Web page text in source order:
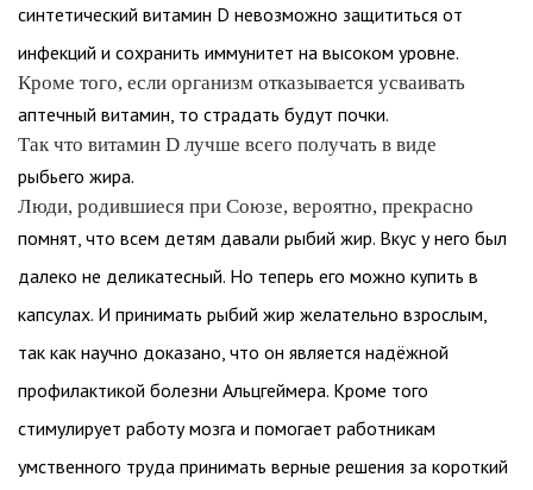
синтетический витамин D невозможно защититься от
инфекций и сохранить иммунитет на высоком уровне.
Кроме того, если организм отказывается усваивать
аптечный витамин, то страдать будут почки.
Так что витамин D лучше всего получать в виде
рыбьего жира.
Люди, родившиеся при Союзе, вероятно, прекрасно
помнят, что всем детям давали рыбий жир. Вкус у него был
далеко не деликатесный. Но теперь его можно купить в
капсулах. И принимать рыбий жир желательно взрослым,
так как научно доказано, что он является надёжной
профилактикой болезни Альцгеймера. Кроме того
стимулирует работу мозга и помогает работникам
умственного труда принимать верные решения за короткий